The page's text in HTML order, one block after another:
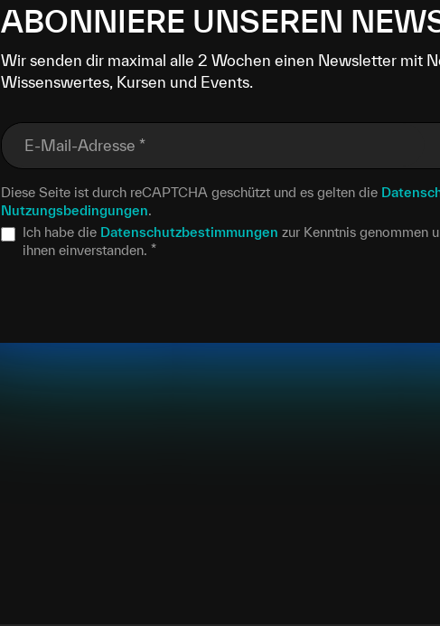
ABONNIERE UNSEREN
Wir senden dir maximal alle 2 Wochen einen Newsletter mit
Wissenswertes, Kursen und Events.
E-Mail-Adresse *
Diese Seite ist durch reCAPTCHA geschützt und es gelten die
Nutzungsbedingungen.
Ich habe die Datenschutzbestimmungen zur Kenntnis genommen
ihnen einverstanden. *